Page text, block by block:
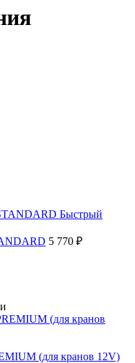
Быстрый
5 770 ₽
(для кранов 12V)